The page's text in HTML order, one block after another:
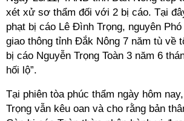
xét xử sơ thẩm đối với 2 bị cáo. Tại
phạt bị cáo Lê Đình Trọng, nguyên
giao thông tỉnh Đắk Nông 7 năm tù về
bị cáo Nguyễn Trọng Toàn 3 năm 6
hối lộ”.
Tại phiên tòa phúc thẩm ngày hôm
Trọng vẫn kêu oan và cho rằng bản